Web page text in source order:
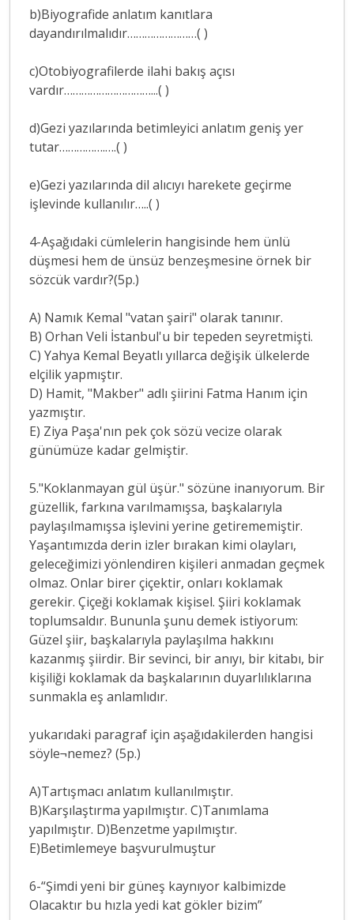
b)Biyografide anlatım kanıtlara
dayandırılmalıdır……………………( )
c)Otobiyografilerde ilahi bakış açısı
vardır…………………………...( )
d)Gezi yazılarında betimleyici anlatım geniş yer
tutar…………….….( )
e)Gezi yazılarında dil alıcıyı harekete geçirme
işlevinde kullanılır…..( )
4-Aşağıdaki cümlelerin hangisinde hem ünlü
düşmesi hem de ünsüz benzeşmesine örnek bir
sözcük vardır?(5p.)
A) Namık Kemal "vatan şairi" olarak tanınır.
B) Orhan Veli İstanbul'u bir tepeden seyretmişti.
C) Yahya Kemal Beyatlı yıllarca değişik ülkelerde
elçilik yapmıştır.
D) Hamit, "Makber" adlı şiirini Fatma Hanım için
yazmıştır.
E) Ziya Paşa'nın pek çok sözü vecize olarak
günümüze kadar gelmiştir.
5."Koklanmayan gül üşür." sözüne inanıyorum. Bir
güzellik, farkına varılmamışsa, başkalarıyla
paylaşılmamışsa işlevini yerine getirememiştir.
Yaşantımızda derin izler bırakan kimi olayları,
geleceğimizi yönlendiren kişileri anmadan geçmek
olmaz. Onlar birer çiçektir, onları koklamak
gerekir. Çiçeği koklamak kişisel. Şiiri koklamak
toplumsaldır. Bununla şunu demek istiyorum:
Güzel şiir, başkalarıyla paylaşılma hakkını
kazanmış şiirdir. Bir sevinci, bir anıyı, bir kitabı, bir
kişiliği koklamak da başkalarının duyarlılıklarına
sunmakla eş anlamlıdır.
yukarıdaki paragraf için aşağıdakilerden hangisi
söyle¬nemez? (5p.)
A)Tartışmacı anlatım kullanılmıştır.
B)Karşılaştırma yapılmıştır. C)Tanımlama
yapılmıştır. D)Benzetme yapılmıştır.
E)Betimlemeye başvurulmuştur
6-“Şimdi yeni bir güneş kaynıyor kalbimizde
Olacaktır bu hızla yedi kat gökler bizim”